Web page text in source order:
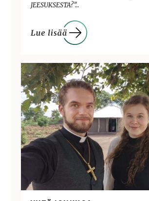
JEESUKSESTA?”…